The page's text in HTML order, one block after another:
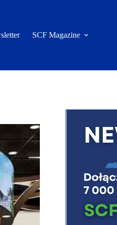
SCF Magazine